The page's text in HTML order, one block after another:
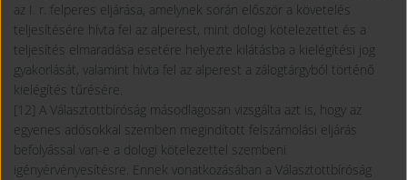
az I. r. felperes eljárása, amelynek során először a követelés
teljesítésére hívta fel az alperest, mint dologi kötelezettet és a
teljesítés elmaradása esetére helyezte kilátásba a kielégítési jog
gyakorlását, valamint hívta fel az alperest a zálogtárgyból történő
kielégítés tűrésére.
[12] A Választottbíróság másodlagosan vizsgálta azt is, hogy az
egyenes adósokkal szemben megindított felszámolási eljárás
befolyással van-e a dologi kötelezettel szembeni
igényérvényesítésre. Ennek vonatkozásában a Választottbíróság